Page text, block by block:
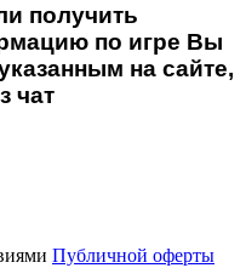
получить
по игре Вы
на сайте,
чат
Публичной оферты